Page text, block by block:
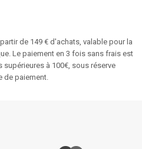
de 149 € d'achats, valable pour la
Le paiement en 3 fois sans frais est
à 100€, sous réserve
de paiement.